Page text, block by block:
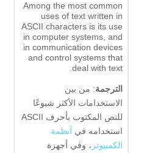
Among the most common
uses of text written in
ASCII characters is its use
in computer systems, and
in communication devices
and control systems that
deal with text.
الترجمة: من بين
الاستخدامات الأكثر شيوعًا
للنص المكتوب بأحرف ASCII
استخدامه في أنظمة
الكمبيوتر ، وفي أجهزة